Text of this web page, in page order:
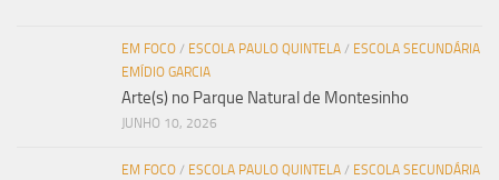
EM FOCO / ESCOLA PAULO QUINTELA / ESCOLA SECUNDÁRIA
EMÍDIO GARCIA
Arte(s) no Parque Natural de Montesinho
JUNHO 10, 2026
EM FOCO / ESCOLA PAULO QUINTELA / ESCOLA SECUNDÁRIA